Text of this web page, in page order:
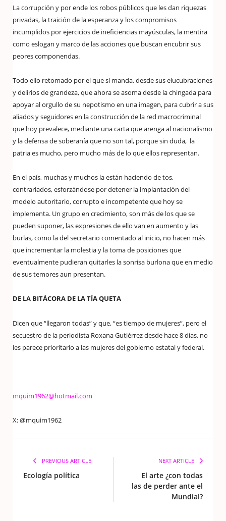
La corrupción y por ende los robos públicos que les dan riquezas
privadas, la traición de la esperanza y los compromisos
incumplidos por ejercicios de ineficiencias mayúsculas, la mentira
como eslogan y marco de las acciones que buscan encubrir sus
peores componendas.
Todo ello retomado por el que sí manda, desde sus elucubraciones
y delirios de grandeza, que ahora se asoma desde la chingada para
apoyar al orgullo de su nepotismo en una imagen, para cubrir a sus
aliados y seguidores en la construcción de la red macrocriminal
que hoy prevalece, mediante una carta que arenga al nacionalismo
y la defensa de soberanía que no son tal, porque sin duda, la
patria es mucho, pero mucho más de lo que ellos representan.
En el país, muchas y muchos la están haciendo de tos,
contrariados, esforzándose por detener la implantación del
modelo autoritario, corrupto e incompetente que hoy se
implementa. Un grupo en crecimiento, son más de los que se
pueden suponer, las expresiones de ello van en aumento y las
burlas, como la del secretario comentado al inicio, no hacen más
que incrementar la molestia y la toma de posiciones que
eventualmente pudieran quitarles la sonrisa burlona que en medio
de sus temores aun presentan.
DE LA BITÁCORA DE LA TÍA QUETA
Dicen que “llegaron todas” y que, “es tiempo de mujeres”, pero el
secuestro de la periodista Roxana Gutiérrez desde hace 8 días, no
les parece prioritario a las mujeres del gobierno estatal y federal.
mquim1962@hotmail.com
X: @mquim1962
PREVIOUS ARTICLE
Ecología política
NEXT ARTICLE
El arte ¿con todas
las de perder ante el
Mundial?